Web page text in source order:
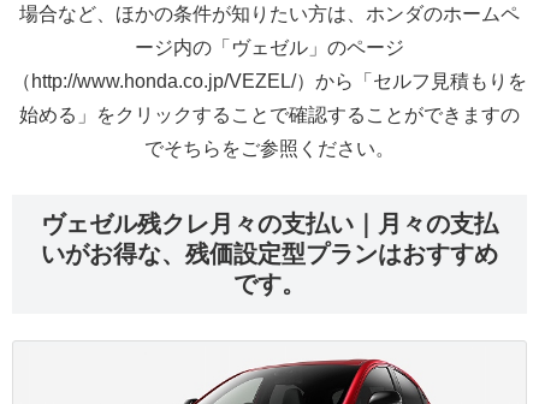
場合など、ほかの条件が知りたい方は、ホンダのホームペ
ージ内の「ヴェゼル」のページ
（http://www.honda.co.jp/VEZEL/）から「セルフ見積もりを
始める」をクリックすることで確認することができますの
でそちらをご参照ください。
ヴェゼル残クレ月々の支払い｜月々の支払
いがお得な、残価設定型プランはおすすめ
です。